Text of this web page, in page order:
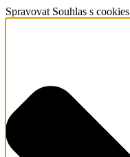
Spravovat Souhlas s cookies